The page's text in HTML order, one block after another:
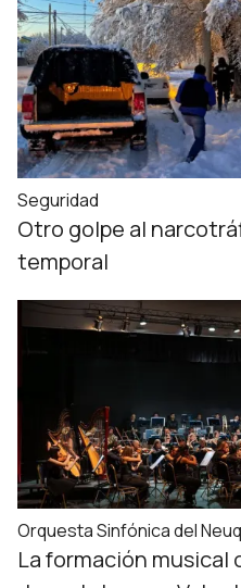
Seguridad
Otro golpe al
temporal
Orquesta Sinfónica del
La formación